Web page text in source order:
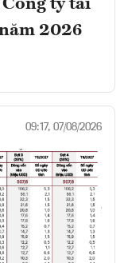
ty tài
2026
09:17, 07/08/2026